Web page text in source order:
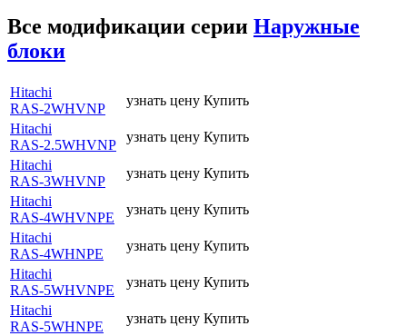
Все модификации серии Наружные
блоки
Hitachi
RAS-2WHVNP
узнать цену Купить
Hitachi
RAS-2.5WHVNP
узнать цену Купить
Hitachi
RAS-3WHVNP
узнать цену Купить
Hitachi
RAS-4WHVNPE
узнать цену Купить
Hitachi
RAS-4WHNPE
узнать цену Купить
Hitachi
RAS-5WHVNPE
узнать цену Купить
Hitachi
RAS-5WHNPE
узнать цену Купить